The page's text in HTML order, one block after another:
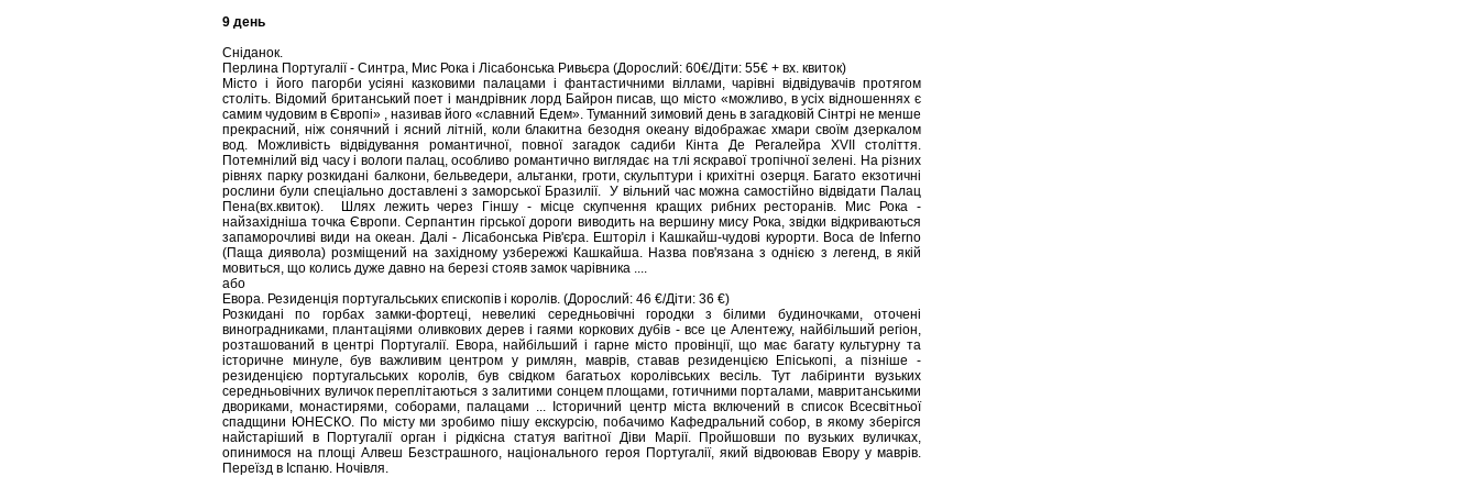
9 день
Сніданок.
Перлина Португалії - Синтра, Мис Рока і Лісабонська Ривьєра (Дорослий: 60€/Діти: 55€ + вх. квиток)
Місто і його пагорби усіяні казковими палацами і фантастичними віллами, чарівні відвідувачів протягом
століть. Відомий британський поет і мандрівник лорд Байрон писав, що місто «можливо, в усіх відношеннях є
самим чудовим в Європі» , називав його «славний Едем». Туманний зимовий день в загадковій Сінтрі не менше
прекрасний, ніж сонячний і ясний літній, коли блакитна безодня океану відображає хмари своїм дзеркалом
вод. Можливість відвідування романтичної, повної загадок садиби Кінта Де Регалейра XVII століття.
Потемнілий від часу і вологи палац, особливо романтично виглядає на тлі яскравої тропічної зелені. На різних
рівнях парку розкидані балкони, бельведери, альтанки, гроти, скульптури і крихітні озерця. Багато екзотичні
рослини були спеціально доставлені з заморської Бразилії. У вільний час можна самостійно відвідати Палац
Пена(вх.квиток). Шлях лежить через Гіншу - місце скупчення кращих рибних ресторанів. Мис Рока -
найзахідніша точка Європи. Серпантин гірської дороги виводить на вершину мису Рока, звідки відкриваються
запаморочливі види на океан. Далі - Лісабонська Рів'єра. Ешторіл і Кашкайш-чудові курорти. Boca de Inferno
(Паща диявола) розміщений на західному узбережжі Кашкайша. Назва пов'язана з однією з легенд, в якій
мовиться, що колись дуже давно на березі стояв замок чарівника ....
або
Евора. Резиденція португальських єпископів і королів. (Дорослий: 46 €/Діти: 36 €)
Розкидані по горбах замки-фортеці, невеликі середньовічні городки з білими будиночками, оточені
виноградниками, плантаціями оливкових дерев і гаями коркових дубів - все це Алентежу, найбільший регіон,
розташований в центрі Португалії. Евора, найбільший і гарне місто провінції, що має багату культурну та
історичне минуле, був важливим центром у римлян, маврів, ставав резиденцією Епіськопі, а пізніше -
резиденцією португальських королів, був свідком багатьох королівських весіль. Тут лабіринти вузьких
середньовічних вуличок переплітаються з залитими сонцем площами, готичними порталами, мавританськими
двориками, монастирями, соборами, палацами ... Історичний центр міста включений в список Всесвітньої
спадщини ЮНЕСКО. По місту ми зробимо пішу екскурсію, побачимо Кафедральний собор, в якому зберігся
найстаріший в Португалії орган і рідкісна статуя вагітної Діви Марії. Пройшовши по вузьких вуличках,
опинимося на площі Алвеш Безстрашного, національного героя Португалії, який відвоював Евору у маврів.
Переїзд в Іспаню. Ночівля.